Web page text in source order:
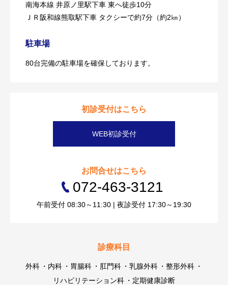
南海本線 井原ノ里駅下車 東へ徒歩10分
ＪＲ阪和線熊取駅下車 タクシーで約7分（約2㎞）
駐車場
80台完備の駐車場を確保しております。
初診受付はこちら
WEB初診受付
お問合せはこちら
072-463-3121
午前受付 08:30～11:30 | 夜診受付 17:30～19:30
診療科目
外科 内科 胃腸科 肛門科 乳腺外科
整形外科
リハビリテーション科
定期健康診断